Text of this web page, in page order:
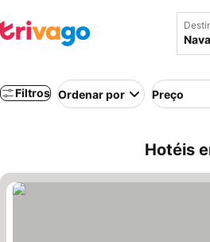
Filtros Ordenar por Preço
Hotéis